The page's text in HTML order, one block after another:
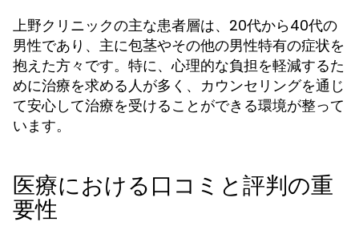
上野クリニックの主な患者層は、20代から40代の
男性であり、主に包茎やその他の男性特有の症状を
抱えた方々です。特に、心理的な負担を軽減するた
めに治療を求める人が多く、カウンセリングを通じ
て安心して治療を受けることができる環境が整って
います。
医療における口コミと評判の重
要性